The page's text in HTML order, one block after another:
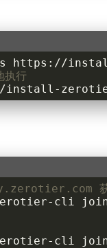
https://
执行
install-
cli join